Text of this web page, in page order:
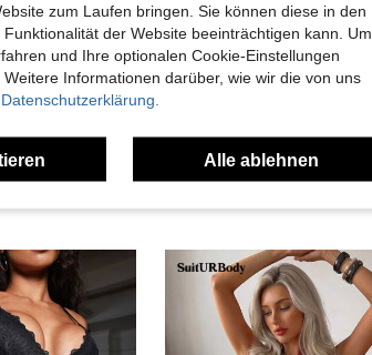
Hilfreich (3)
zum Laufen bringen. Sie können diese in den
der Website beeinträchtigen kann. Um
und Ihre optionalen Cookie-Einstellungen
Informationen darüber, wie wir die von uns
Alle ablehnen